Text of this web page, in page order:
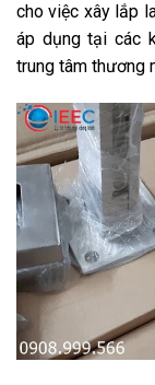
cho việc xây lắp
áp dụng tại các
trung tâm thương